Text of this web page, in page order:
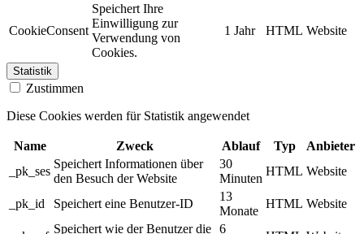
CookieConsent
Speichert Ihre
Einwilligung zur
Verwendung von
Cookies.
1 Jahr HTML Website
Statistik
Zustimmen
Diese Cookies werden für Statistik angewendet
Name Zweck Ablauf Typ
Anbieter
_pk_ses
Speichert Informationen über
den Besuch der Website
30
Minuten
HTML Website
_pk_id Speichert eine Benutzer-ID
13
Monate
HTML Website
Speichert wie der Benutzer die 6